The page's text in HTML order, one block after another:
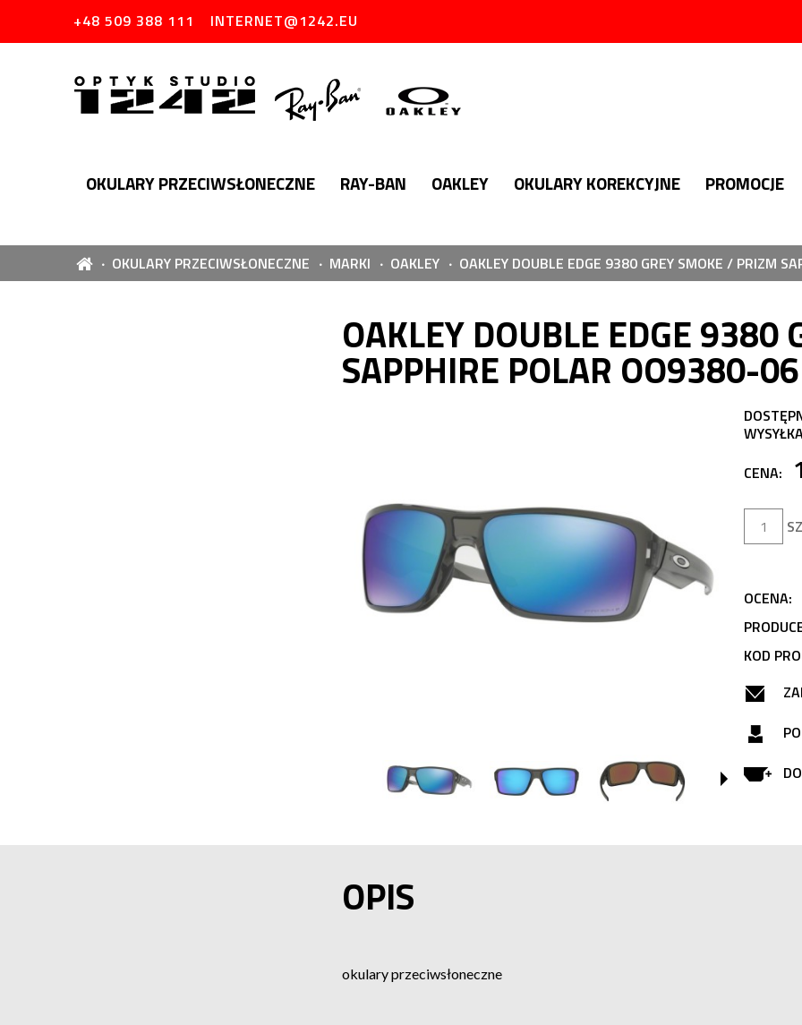
+48 509 388 111 INTERNET@1242.EU
OKULARY PRZECIWSŁONECZNE RAY-BAN OAKLEY OKULARY KOREKCYJNE PROMOCJE
OKULARY PRZECIWSŁONECZNE MARKI OAKLEY OAKLEY DOUBLE EDGE 9380 GREY SMOKE / PRIZM
OAKLEY DOUBLE EDGE
SAPPHIRE POLAR OO9380-06
CENA:
OCENA:
KOD
OPIS
okulary przeciwsłoneczne